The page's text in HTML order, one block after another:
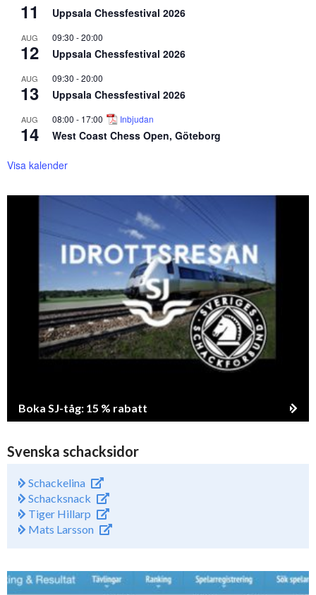
11 Uppsala Chessfestival 2026
AUG
12
09:30 -20:00
Uppsala Chessfestival 2026
AUG
13
09:30 -20:00
Uppsala Chessfestival 2026
AUG
14
08:00 - 17:00 Inbjudan
West Coast Chess Open, Göteborg
Visa kalender
Boka SJ-tåg: 15 % rabatt
Svenska schacksidor
Schackelina
Schacksnack
Tiger Hillarp
Mats Larsson